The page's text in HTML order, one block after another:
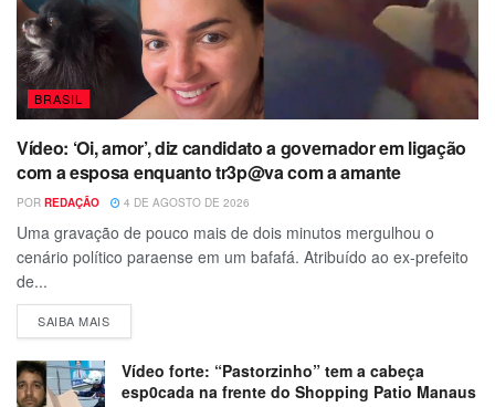
BRASIL
Vídeo: ‘Oi, amor’, diz candidato a governador em ligação
com a esposa enquanto tr3p@va com a amante
POR REDAÇÃO 4 DE AGOSTO DE 2026
Uma gravação de pouco mais de dois minutos mergulhou o
cenário político paraense em um bafafá. Atribuído ao ex-prefeito
de...
SAIBA MAIS
Vídeo forte: “Pastorzinho” tem a cabeça
esp0cada na frente do Shopping Patio Manaus